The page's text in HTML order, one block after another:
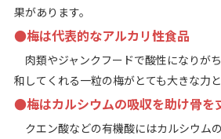
果があります。
●梅は代表的なアルカリ性食品
肉類やジャンクフードで酸性になりが
和してくれる一粒の梅がとても大きな力と
●梅はカルシウムの吸収を助け骨を
クエン酸などの有機酸にはカルシウム